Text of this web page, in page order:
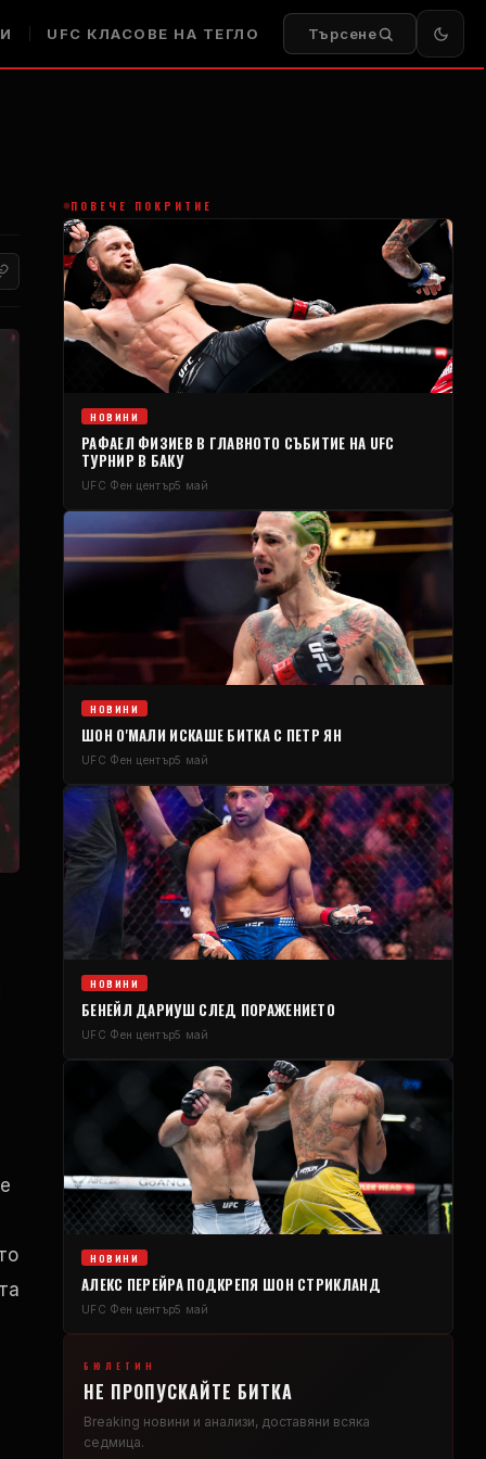
UFC КЛАСОВЕ НА ТЕГЛО Търсене
ПОВЕЧЕ ПОКРИТИЕ
НОВИНИ
РАФАЕЛ ФИЗИЕВ В ГЛАВНОТО СЪБИТИЕ НА UFC
ТУРНИР В БАКУ
UFC Фен център5 май
НОВИНИ
ШОН О'МАЛИ ИСКАШЕ БИТКА С ПЕТР ЯН
UFC Фен център5 май
НОВИНИ
БЕНЕЙЛ ДАРИУШ СЛЕД ПОРАЖЕНИЕТО
UFC Фен център5 май
НОВИНИ
АЛЕКС ПЕРЕЙРА ПОДКРЕПЯ ШОН СТРИКЛАНД
UFC Фен център5 май
БЮЛЕТИН
НЕ ПРОПУСКАЙТЕ БИТКА
Breaking новини и анализи, доставяни всяка
седмица.